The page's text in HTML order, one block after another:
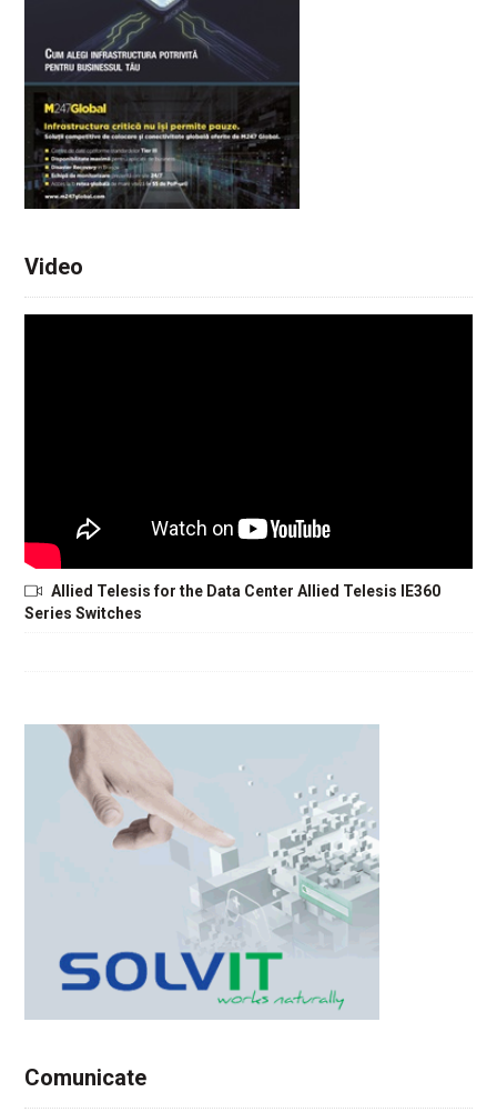
Video
Allied Telesis for the Data Center Allied Telesis IE360
Series Switches
Comunicate